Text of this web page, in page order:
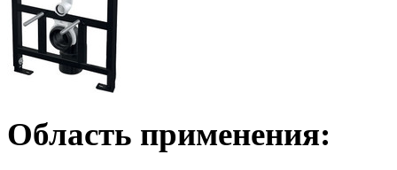
Область применения: